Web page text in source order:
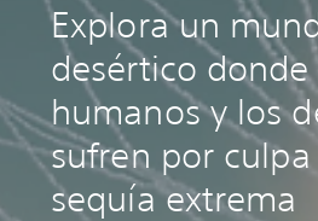
Explora un
desértico donde
humanos y los
sufren por
sequía extrema